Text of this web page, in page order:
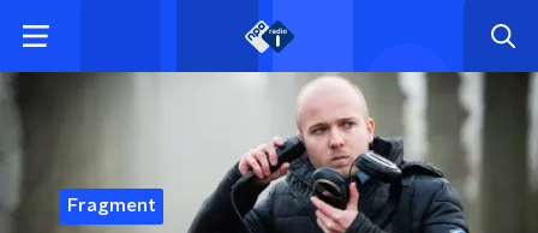
Fragment